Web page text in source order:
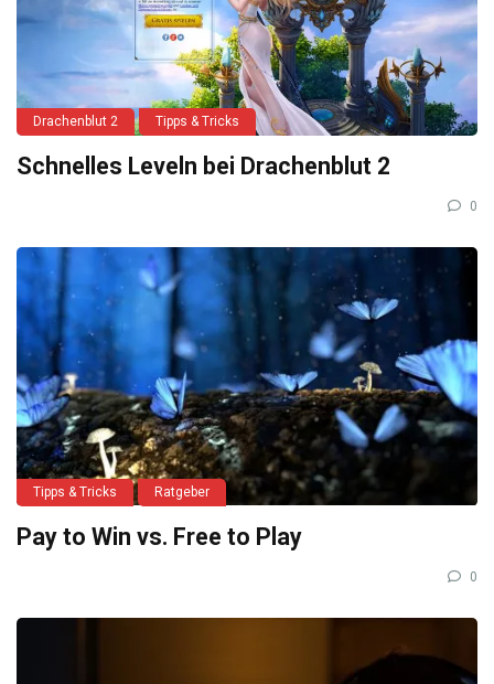
Drachenblut 2 Tipps & Tricks
Schnelles Leveln bei Drachenblut 2
0
Tipps & Tricks Ratgeber
Pay to Win vs. Free to Play
0